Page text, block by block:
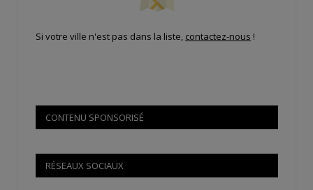
Si votre ville n'est pas dans la liste, contactez-nous !
CONTENU SPONSORISÉ
RÉSEAUX SOCIAUX